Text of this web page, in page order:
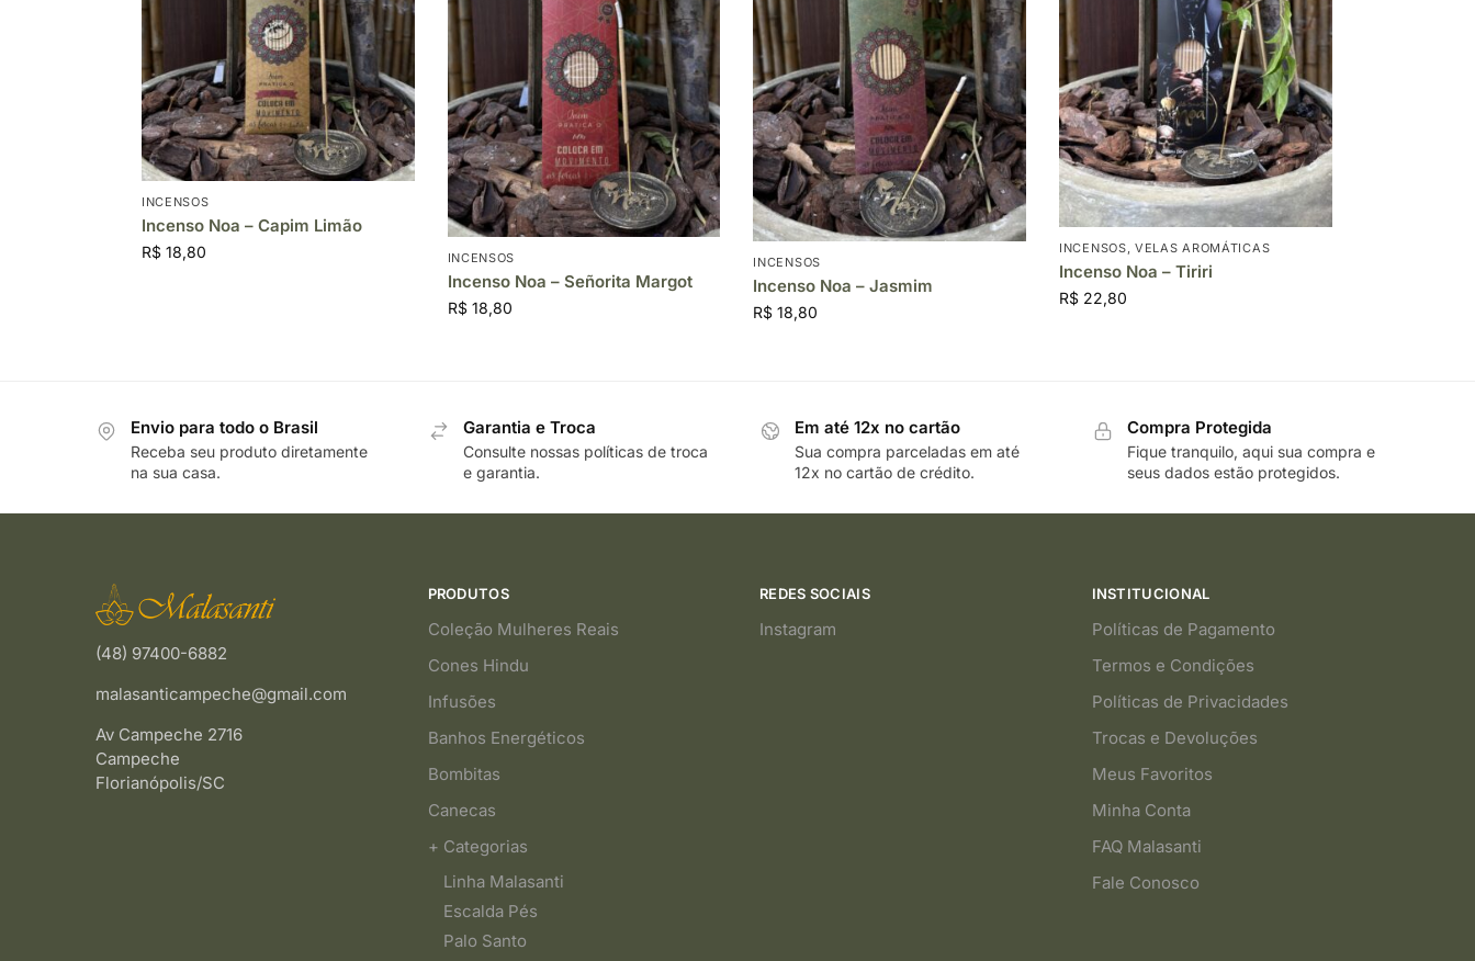
INCENSOS
Incenso Noa – Capim Limão
R$18,80 INCENSOS
Incenso Noa – Señorita Margot
R$18,80
INCENSOS
Incenso Noa – Jasmim
R$ 18,80
INCENSOS ,VELAS AROMÁTICAS
Incenso Noa – Tiriri
R$ 22,80
Envio para todo o Brasil
Receba seu produto diretamente
na sua casa.
Garantia e Troca
Consulte nossas políticas de troca
e garantia.
Em até 12x no cartão
Sua compra parceladas em até
12x no cartão de crédito.
Compra Protegida
Fique tranquilo, aqui sua compra e
seus dados estão protegidos.
(48) 97400-6882
malasanticampeche@gmail.com
Av Campeche 2716
Campeche
Florianópolis/SC
PRODUTOS
Coleção Mulheres Reais
Cones Hindu
Infusões
Banhos Energéticos
Bombitas
Canecas
+ Categorias
Linha Malasanti
Escalda Pés
Palo Santo
REDES SOCIAIS
Instagram
INSTITUCIONAL
Políticas de Pagamento
Termos e Condições
Políticas de Privacidades
Trocas e Devoluções
Meus Favoritos
Minha Conta
FAQ Malasanti
Fale Conosco